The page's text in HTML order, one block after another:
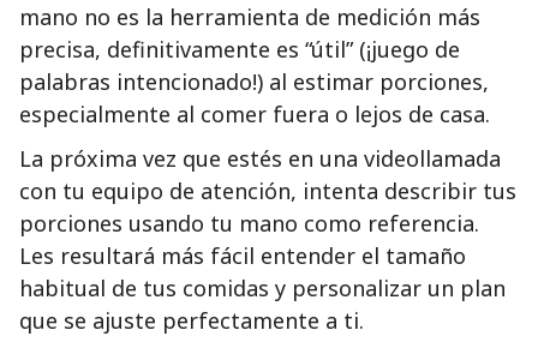
mano no es la herramienta de medición más
precisa, definitivamente es “útil” (¡juego de
palabras intencionado!) al estimar porciones,
especialmente al comer fuera o lejos de casa.
La próxima vez que estés en una videollamada
con tu equipo de atención, intenta describir tus
porciones usando tu mano como referencia.
Les resultará más fácil entender el tamaño
habitual de tus comidas y personalizar un plan
que se ajuste perfectamente a ti.